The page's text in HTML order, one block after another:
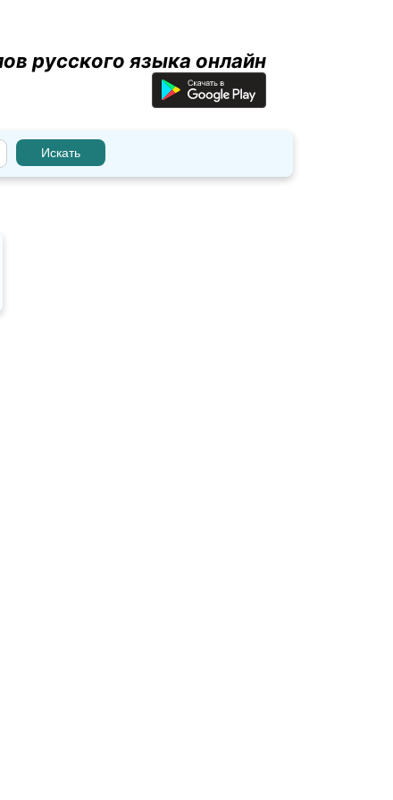
русского языка онлайн